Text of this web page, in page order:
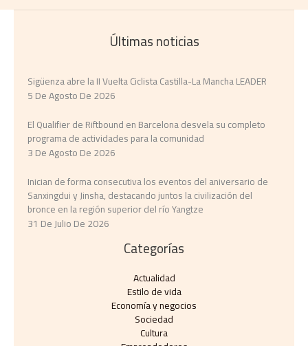
Últimas noticias
Sigüenza abre la II Vuelta Ciclista Castilla-La Mancha LEADER
5 De Agosto De 2026
El Qualifier de Riftbound en Barcelona desvela su completo
programa de actividades para la comunidad
3 De Agosto De 2026
Inician de forma consecutiva los eventos del aniversario de
Sanxingdui y Jinsha, destacando juntos la civilización del
bronce en la región superior del río Yangtze
31 De Julio De 2026
Categorías
Actualidad
Estilo de vida
Economía y negocios​
Sociedad
Cultura